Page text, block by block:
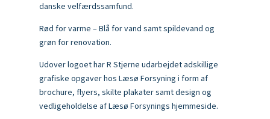
danske velfærdssamfund.
Rød for varme – Blå for vand samt spildevand og
grøn for renovation.
Udover logoet har R Stjerne udarbejdet adskillige
grafiske opgaver hos Læsø Forsyning i form af
brochure, flyers, skilte plakater samt design og
vedligeholdelse af Læsø Forsynings hjemmeside.